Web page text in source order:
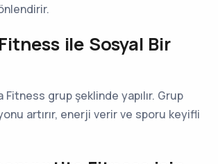
ile Sosyal Bir
Fitness grup şeklinde yapılır. Grup
artırır, enerji verir ve sporu keyifli